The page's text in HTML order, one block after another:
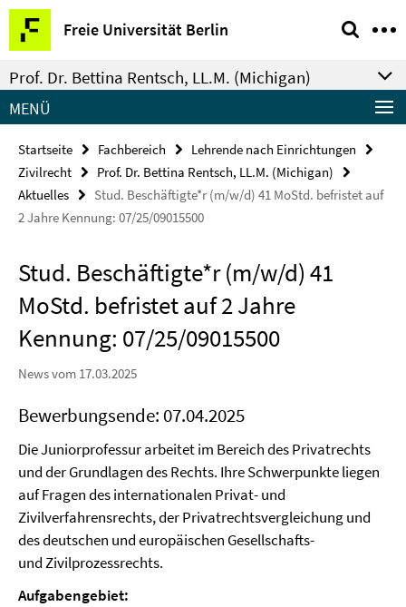
Springe
direkt
zu
Inhalt
Freie Universität Berlin
Service-
Navigation
Prof. Dr. Bettina Rentsch, LL.M. (Michigan)
MENÜ
Startseite Fachbereich
Lehrende nach Einrichtungen
Zivilrecht
Prof. Dr. Bettina Rentsch, LL.M. (Michigan)
Aktuelles
Stud. Beschäftigte*r (m/w/d) 41 MoStd. befristet auf
2 Jahre Kennung: 07/25/09015500
Stud. Beschäftigte*r (m/w/d) 41
MoStd. befristet auf 2 Jahre
Kennung: 07/25/09015500
News vom 17.03.2025
Bewerbungsende: 07.04.2025
Die Juniorprofessur arbeitet im Bereich des Privatrechts
und der Grundlagen des Rechts. Ihre Schwerpunkte liegen
auf Fragen des internationalen Privat- und
Zivilverfahrensrechts, der Privatrechtsvergleichung und
des deutschen und europäischen Gesellschafts-
und Zivilprozessrechts.
Aufgabengebiet: